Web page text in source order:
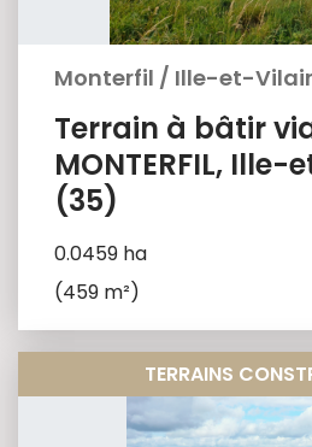
Monterfil / Ille-et-
Terrain à bâtir
MONTERFIL,
(35)
0.0459 ha
(459 m²)
TERRAINS